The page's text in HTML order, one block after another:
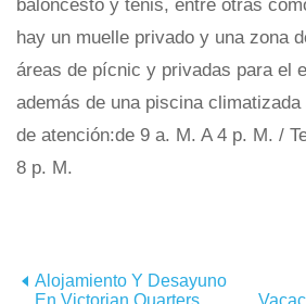
baloncesto y tenis, entre otras
hay un muelle privado y una zona
áreas de pícnic y privadas para el
además de una piscina
de atención:de 9 a. M. A 4 p. M. /
8 p. M.
Alojamiento Y Desayuno